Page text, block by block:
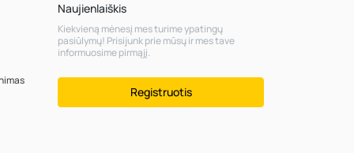
Naujienlaiškis
Kiekvieną mėnesį mes turime ypatingų
pasiūlymų! Prisijunk prie mūsų ir mes tave
informuosime pirmąjį.
Registruotis